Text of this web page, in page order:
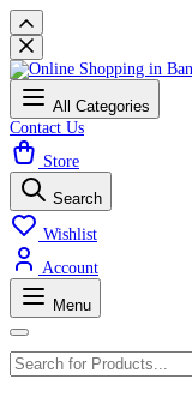
All Categories
Contact Us
Store
Search
Wishlist
Account
Menu